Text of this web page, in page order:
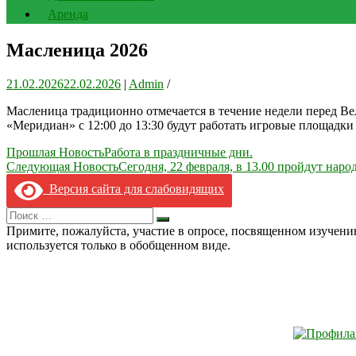
Аренда
Масленица 2026
21.02.202622.02.2026 | Admin /
Масленица традиционно отмечается в течение недели перед
«Меридиан» с 12:00 до 13:30 будут работать игровые
Навигация
по
записям
Прошлая НовостьРабота в праздничные дни.
Следующая НовостьСегодня, 22 февраля, в 13.00 пройдут
Версия сайта для слабовидящих
Search
for:
Искать
Примите, пожалуйста, участие в опросе, посвященном
используется только в обобщенном виде.